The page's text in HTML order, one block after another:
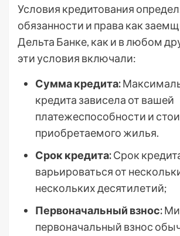
Условия кредитования
обязанности и права как
Дельта Банке, как и в любом
эти условия включали:
Сумма кредита:
кредита зависела от вашей
платежеспособности и
приобретаемого жилья.
Срок кредита:Срок
варьироваться от
нескольких десятилетий;
Первоначальный взнос:
первоначальный взнос